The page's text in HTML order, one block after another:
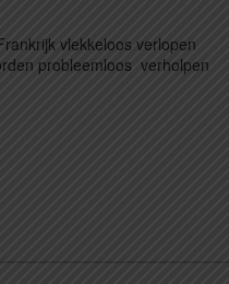
vlekkeloos verlopen
probleemloos verholpen